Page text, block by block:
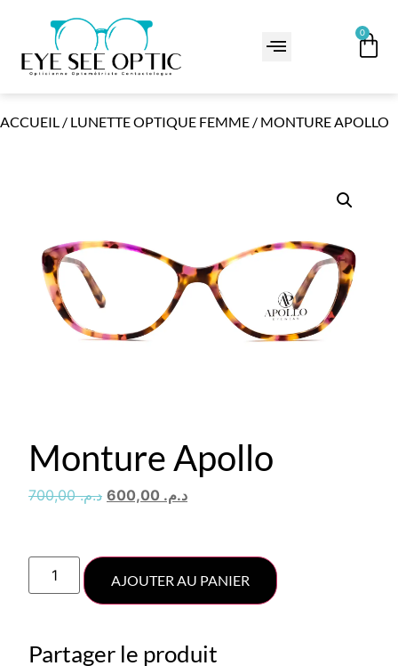
0
ACCUEIL / LUNETTE OPTIQUE FEMME / MONTURE APOLLO
Monture Apollo
د.م.700,00 د.م.
AJOUTER AU PANIER
Partager le produit